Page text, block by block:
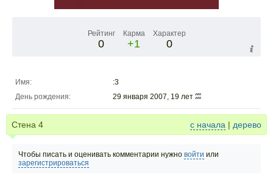
Рейтинг
0
Карма
+1
Характер
0
Имя:
:3
День рождения:
29 января 2007, 19 лет
Стена 4 с начала | дерево
Чтобы писать и оценивать комментарии нужно войти или
зарегистрироваться